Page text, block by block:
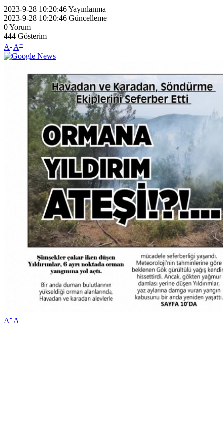
2023-9-28 10:20:46Yayınlanma
2023-9-28 10:20:46 Güncelleme
0Yorum
444 Gösterim
A- A+
A- A+